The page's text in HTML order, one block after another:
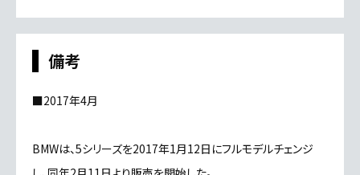
備考
■2017年4月
BMWは、5シリーズを2017年1月12日にフルモデルチェンジ